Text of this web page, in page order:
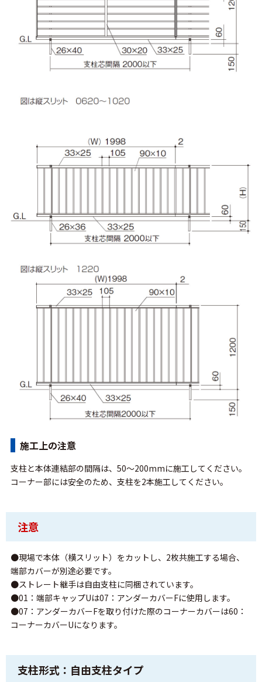
施工上の注意
支柱と本体連結部の間隔は、50～200mmに施工してください。
コーナー部には安全のため、支柱を2本施工してください。
注意
●現場で本体（横スリット）をカットし、2枚共施工する場合、
端部カバーが別途必要です。
●ストレート継手は自由支柱に同梱されています。
●01：端部キャップUは07：アンダーカバーFに使用します。
●07：アンダーカバーFを取り付けた際のコーナーカバーは60：
コーナーカバーUになります。
支柱形式：自由支柱タイプ